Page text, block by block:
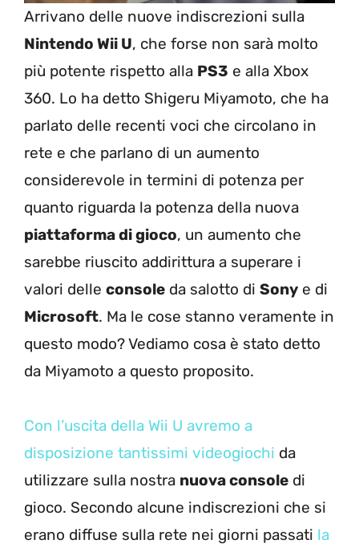
Arrivano delle nuove indiscrezioni sulla
Nintendo Wii U, che forse non sarà molto
più potente rispetto alla PS3 e alla Xbox
360. Lo ha detto Shigeru Miyamoto, che ha
parlato delle recenti voci che circolano in
rete e che parlano di un aumento
considerevole in termini di potenza per
quanto riguarda la potenza della nuova
piattaforma di gioco, un aumento che
sarebbe riuscito addirittura a superare i
valori delle console da salotto di Sony e di
Microsoft. Ma le cose stanno veramente in
questo modo? Vediamo cosa è stato detto
da Miyamoto a questo proposito.
Con l’uscita della Wii U avremo a
disposizione tantissimi videogiochi da
utilizzare sulla nostra nuova console di
gioco. Secondo alcune indiscrezioni che si
erano diffuse sulla rete nei giorni passati la